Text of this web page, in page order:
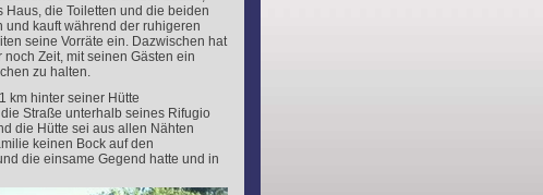
Haus, die Toiletten und die beiden
und kauft während der ruhigeren
seine Vorräte ein. Dazwischen hat
noch Zeit, mit seinen Gästen ein
zu halten.
km hinter seiner Hütte
Straße unterhalb seines Rifugio
die Hütte sei aus allen Nähten
keinen Bock auf den
die einsame Gegend hatte und in